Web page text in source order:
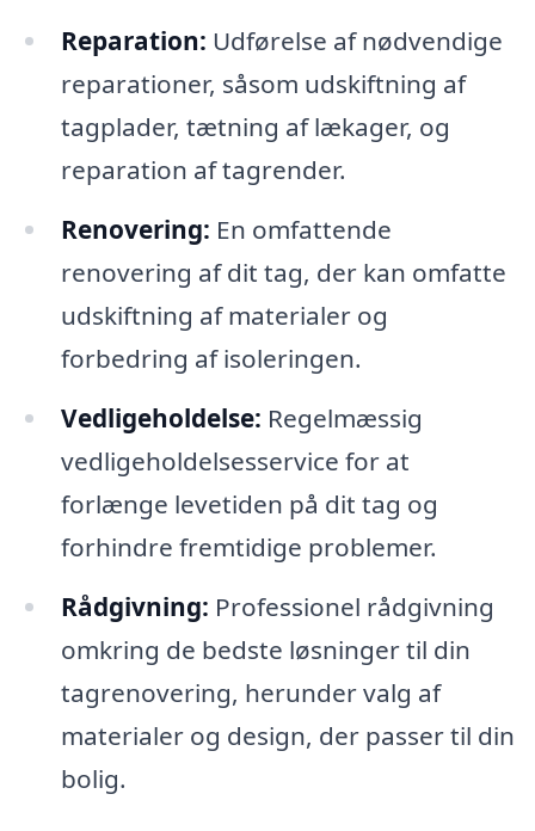
Reparation: Udførelse af nødvendige
reparationer, såsom udskiftning af
tagplader, tætning af lækager, og
reparation af tagrender.
Renovering: En omfattende
renovering af dit tag, der kan omfatte
udskiftning af materialer og
forbedring af isoleringen.
Vedligeholdelse: Regelmæssig
vedligeholdelsesservice for at
forlænge levetiden på dit tag og
forhindre fremtidige problemer.
Rådgivning: Professionel rådgivning
omkring de bedste løsninger til din
tagrenovering, herunder valg af
materialer og design, der passer til din
bolig.